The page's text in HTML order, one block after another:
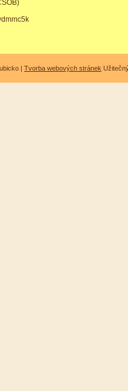
| Tvorba webových stránek